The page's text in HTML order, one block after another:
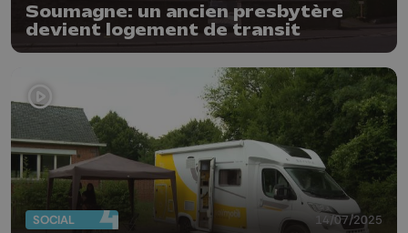
Soumagne: un ancien presbytère
devient logement de transit
SOCIAL 14/07/2025